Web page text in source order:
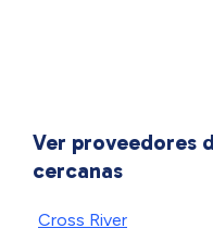
Ver proveedores
cercanas
Cross River